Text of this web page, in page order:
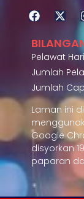
Pelawat
Jumlah
Jumlah
Laman ini
Google
disyorkan
paparan